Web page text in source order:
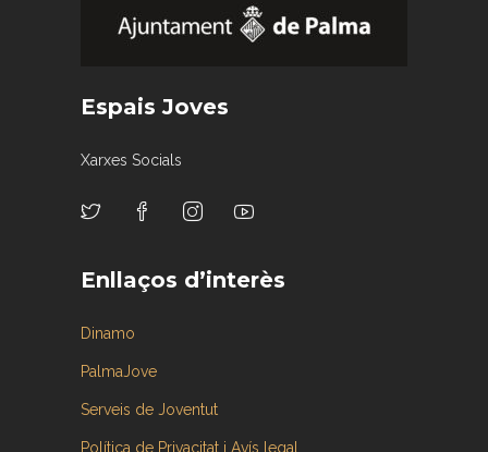
Espais Joves
Xarxes Socials
Enllaços d’interès
Dinamo
PalmaJove
Serveis de Joventut
Política de Privacitat i Avís legal